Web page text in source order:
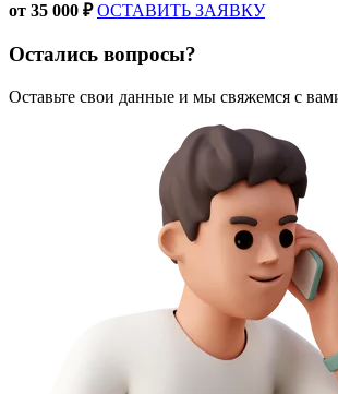
от 35 000 ₽ ОСТАВИТЬ ЗАЯВКУ
Остались вопросы?
Оставьте свои данные и мы свяжемся с